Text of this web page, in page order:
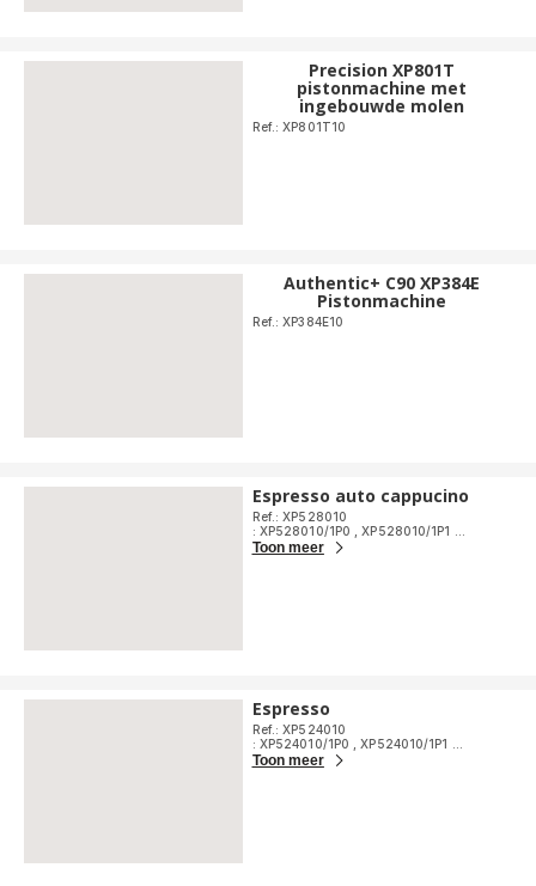
Precision XP801T
pistonmachine met
ingebouwde molen
Ref.: XP801T10
Authentic+ C90 XP384E
Pistonmachine
Ref.: XP384E10
Espresso auto cappucino
Ref.: XP528010
: XP528010/1P0
,XP528010/1P1
Toon meer
Espresso
Ref.: XP524010
: XP524010/1P0
,XP524010/1P1
Toon meer